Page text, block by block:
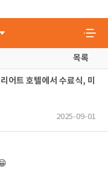
목록
어트 호텔에서 수료식, 미
2025-09-01